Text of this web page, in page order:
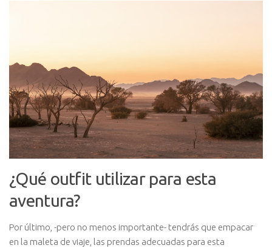
¿Qué outfit utilizar para esta
aventura?
Por último, -pero no menos importante- tendrás que empacar
en la maleta de viaje, las prendas adecuadas para esta